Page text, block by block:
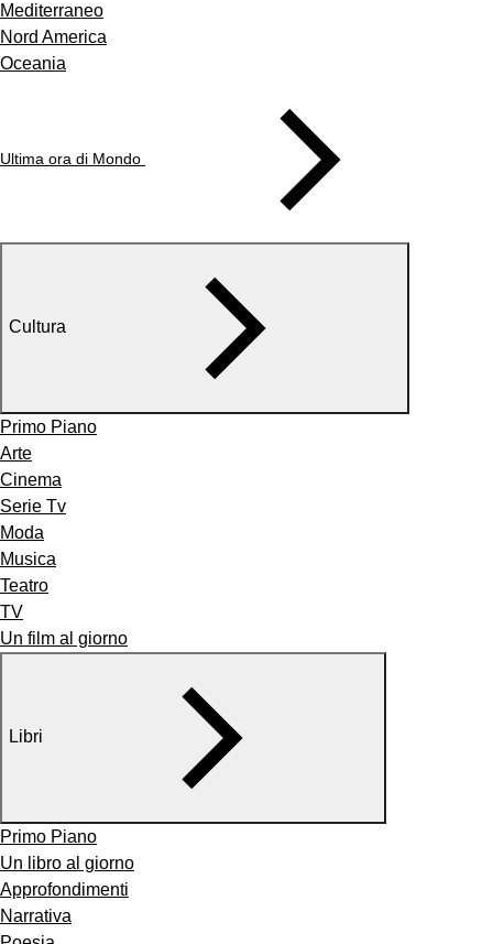
Mediterraneo
Nord America
Oceania
Ultima ora di Mondo
Cultura
Primo Piano
Arte
Cinema
Serie Tv
Moda
Musica
Teatro
TV
Un film al giorno
Libri
Primo Piano
Un libro al giorno
Approfondimenti
Narrativa